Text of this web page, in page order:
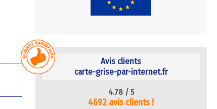
Avis clients
carte-grise-par-internet.fr
4.78 / 5
4692 avis clients !